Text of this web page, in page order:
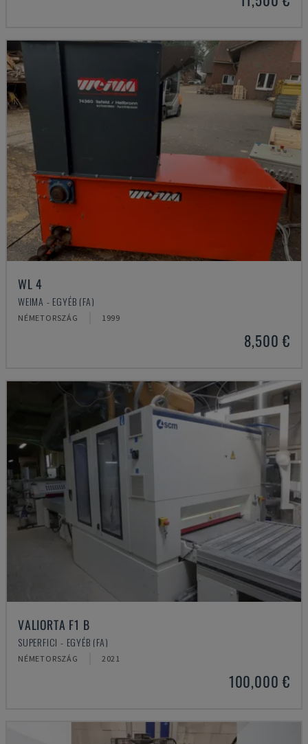
WL 4
WEIMA - EGYÉB (FA)
NÉMETORSZÁG 1999
8,500 €
VALIORTA F1 B
SUPERFICI - EGYÉB (FA)
NÉMETORSZÁG 2021
100,000 €